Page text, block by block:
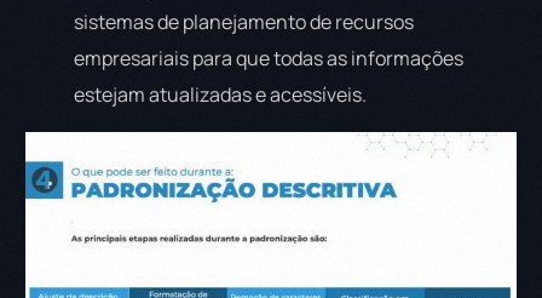
sistemas de planejamento de recursos
empresariais para que todas as informações
estejam atualizadas e acessíveis.